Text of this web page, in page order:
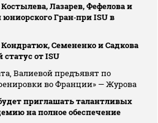
Лазарев, Фефелова и
Гран‑при ISU в
Семененко и Садкова
от ISU
Валиевой предъявят по
во Франции» — Журова
приглашать талантливых
на полное обеспечение